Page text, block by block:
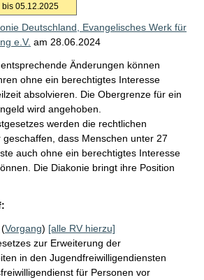
bis 05.12.2025
Deutschland, Evangelisches Werk für
e.V. am 28.06.2024
Änderungen können
ohne ein berechtigtes Interesse
absolvieren. Die Obergrenze für ein
wird angehoben.
werden die rechtlichen
dass Menschen unter 27
auch ohne ein berechtigtes Interesse
Die Diakonie bringt ihre Position
(Vorgang) [alle RV hierzu]
zur Erweiterung der
in den Jugendfreiwilligendiensten
für Personen vor